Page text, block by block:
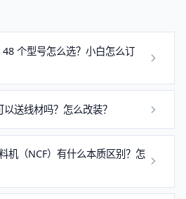
个型号怎么选？小白怎么订
送线材吗？怎么改装？
机（NCF）有什么本质区别？怎